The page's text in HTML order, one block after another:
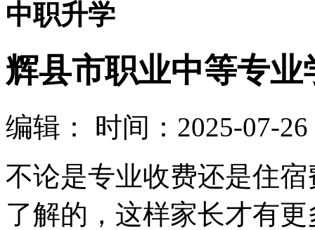
中职升学
辉县市职业中等专业
编辑：
时间：2025-07-26
不论是专业收费还是住
了解的，这样家长才有